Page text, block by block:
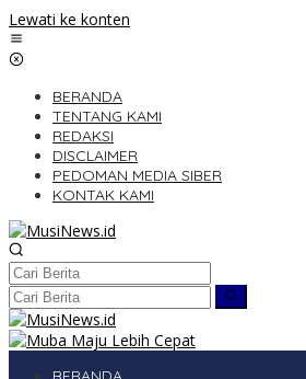
Lewati ke konten
BERANDA
TENTANG KAMI
REDAKSI
DISCLAIMER
PEDOMAN MEDIA SIBER
KONTAK KAMI